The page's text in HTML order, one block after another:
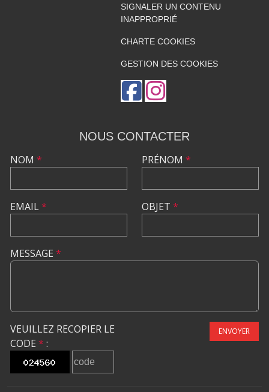
SIGNALER UN CONTENU
INAPPROPRIÉ
CHARTE COOKIES
GESTION DES COOKIES
NOUS CONTACTER
NOM *
EMAIL*
PRÉNOM *
OBJET *
MESSAGE *
VEUILLEZ RECOPIER LE
CODE * :
ENVOYER